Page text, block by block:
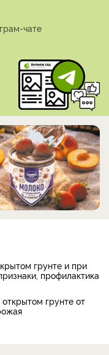
чате
грунте и при
профилактика
грунте от